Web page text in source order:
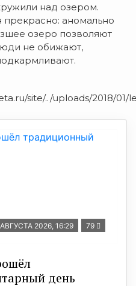
над озером.
прекрасно: аномально
озеро позволяют
не обижают,
site/../uploads/2018/01/
2026, 16:29 79
день